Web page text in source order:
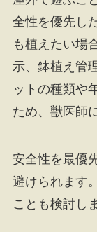
全性を優先し
も植えたい場
示、鉢植え管
ットの種類や
ため、獣医師
安全性を最優
避けられます
ことも検討し